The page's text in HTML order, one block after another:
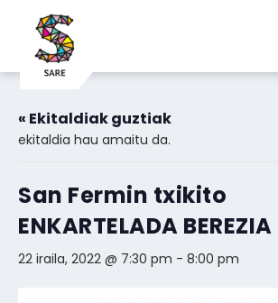
« Ekitaldiak guztiak
ekitaldia hau amaitu da.
San Fermin txikito
ENKARTELADA BEREZIA
22 iraila, 2022 @ 7:30 pm - 8:00 pm